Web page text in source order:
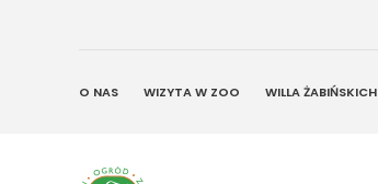
O NAS WIZYTA W ZOO WILLA ŻABIŃSKICH